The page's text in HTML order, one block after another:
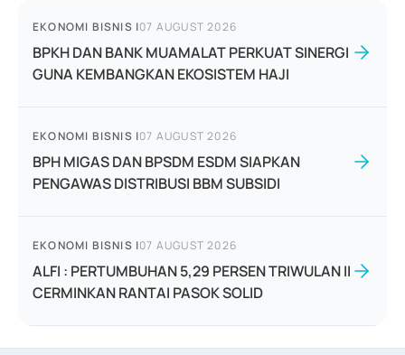
EKONOMI BISNIS |07 AUGUST 2026
BPKH DAN BANK MUAMALAT PERKUAT SINERGI
GUNA KEMBANGKAN EKOSISTEM HAJI
EKONOMI BISNIS |07 AUGUST 2026
BPH MIGAS DAN BPSDM ESDM SIAPKAN
PENGAWAS DISTRIBUSI BBM SUBSIDI
EKONOMI BISNIS |07 AUGUST 2026
ALFI : PERTUMBUHAN 5,29 PERSEN TRIWULAN II
CERMINKAN RANTAI PASOK SOLID